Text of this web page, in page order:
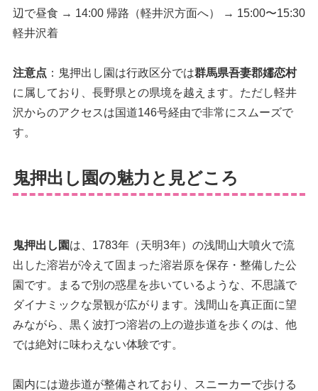
辺で昼食 → 14:00 帰路（軽井沢方面へ） → 15:00〜15:30
軽井沢着
注意点 ：鬼押出し園は行政区分では群馬県吾妻郡嬬恋村
に属しており、長野県との県境を越えます。ただし軽井
沢からのアクセスは国道146号経由で非常にスムーズで
す。
鬼押出し園の魅力と見どころ
鬼押出し園は、1783年（天明3年）の浅間山大噴火で流
出した溶岩が冷えて固まった溶岩原を保存・整備した公
園です。まるで別の惑星を歩いているような、不思議で
ダイナミックな景観が広がります。浅間山を真正面に望
みながら、黒く波打つ溶岩の上の遊歩道を歩くのは、他
では絶対に味わえない体験です。
園内には遊歩道が整備されており、スニーカーで歩ける